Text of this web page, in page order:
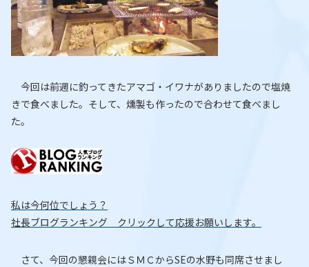
今回は前週に釣ってきたアマゴ・イワナがありましたので塩焼
きで食べました。そして、燻製も作ったので合わせて食べまし
た。
私は今何位でしょう？
社長ブログランキング クリックして応援お願いします。
さて、今回の懇親会にはＳＭＣからSEの水野も同席させまし